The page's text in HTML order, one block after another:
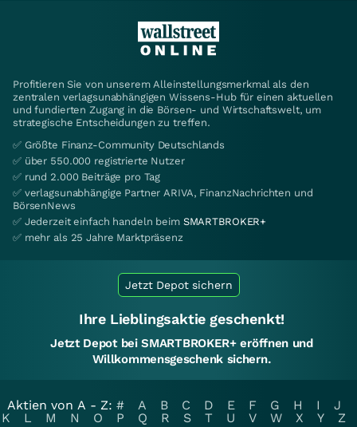
Profitieren Sie von unserem Alleinstellungsmerkmal als den
zentralen verlagsunabhängigen Wissens-Hub für einen aktuellen
und fundierten Zugang in die Börsen- und Wirtschaftswelt, um
strategische Entscheidungen zu treffen.
✅ Größte Finanz-Community Deutschlands
✅ über 550.000 registrierte Nutzer
✅ rund 2.000 Beiträge pro Tag
✅ verlagsunabhängige Partner ARIVA, FinanzNachrichten und
BörsenNews
✅ Jederzeit einfach handeln beim SMARTBROKER+
✅ mehr als 25 Jahre Marktpräsenz
Jetzt Depot sichern
Ihre Lieblingsaktie geschenkt!
Jetzt Depot bei SMARTBROKER+ eröffnen und
Willkommensgeschenk sichern.
Aktien von A - Z: # A B C D E F G H I
J
K
L M N O P Q R S T U V W X Y
Z